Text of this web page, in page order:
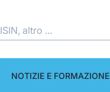
NOTIZIE E FORMAZIONE